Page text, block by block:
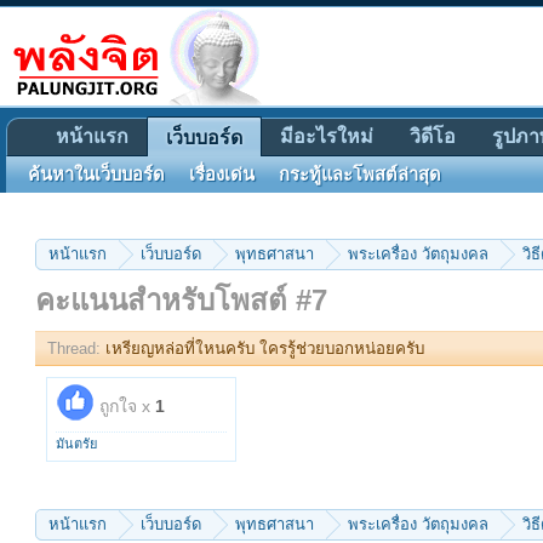
หน้าแรก เว็บบอร์ด พุทธศาสนา พระเครื่อง วัตถุมงคล วิธี
คะแนนสำหรับโพสต์ #7
Thread: เหรียญหล่อที่ใหนครับ ใครรู้ช่วยบอกหน่อยครับ
ถูกใจ x 1
มันตรัย
หน้าแรก เว็บบอร์ด พุทธศาสนา พระเครื่อง วัตถุมงคล วิธี
หน้าแรก เว็บบอร์ด
ค้นหาในเว็บบอร์ด เรื่องเด่น กระทู้และโพสต์ล่าสุด
มีอะไรใหม่ วิดีโอ รูปภ